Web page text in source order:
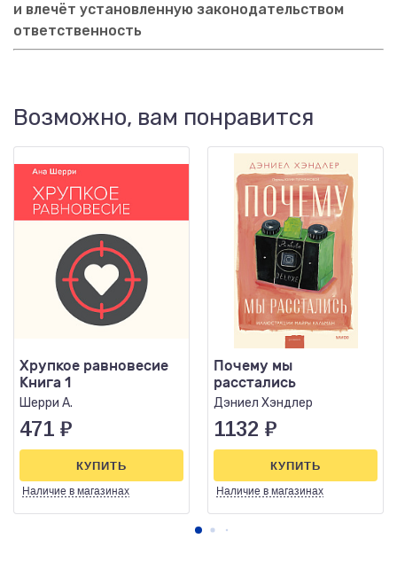
и влечёт установленную законодательством
ответственность
Возможно, вам понравится
Хрупкое равновесие
Книга 1
Шерри А.
471 ₽
Наличие в магазинах
КУПИТЬ
Почему мы
расстались
Дэниел Хэндлер
1132 ₽
Наличие в магазинах
КУПИТЬ